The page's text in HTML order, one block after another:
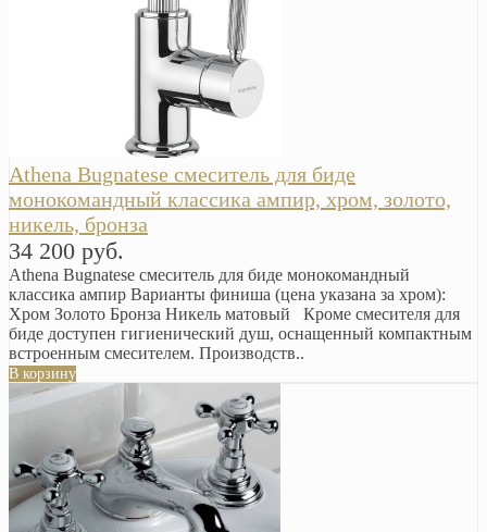
Athena Bugnatese смеситель для биде
монокомандный классика ампир, хром, золото,
никель, бронза
34 200 руб.
Athena Bugnatese смеситель для биде монокомандный
классика ампир Варианты финиша (цена указана за хром):
Хром Золото Бронза Никель матовый Кроме смесителя для
биде доступен гигиенический душ, оснащенный компактным
встроенным смесителем. Производств..
В корзину